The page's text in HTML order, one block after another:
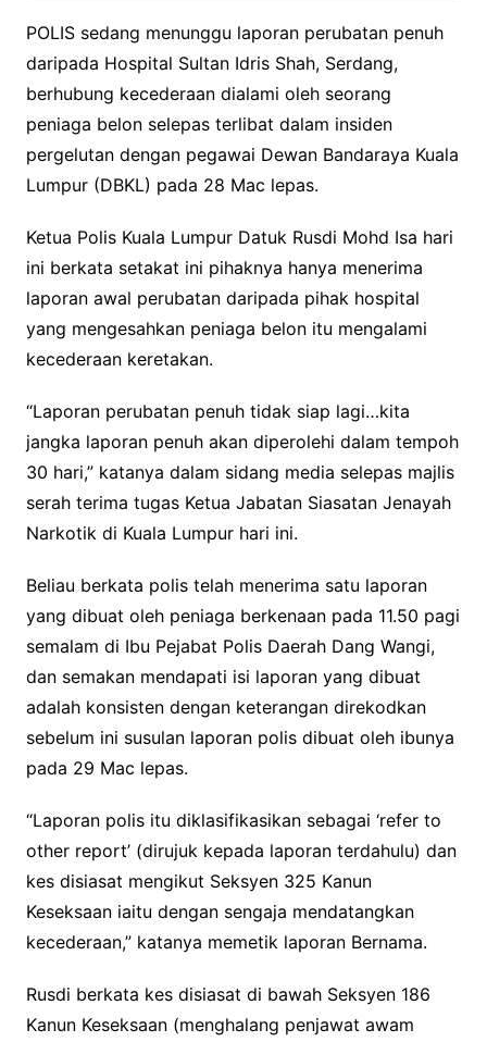
POLIS sedang menunggu laporan perubatan penuh
daripada Hospital Sultan Idris Shah, Serdang,
berhubung kecederaan dialami oleh seorang
peniaga belon selepas terlibat dalam insiden
pergelutan dengan pegawai Dewan Bandaraya Kuala
Lumpur (DBKL) pada 28 Mac lepas.
Ketua Polis Kuala Lumpur Datuk Rusdi Mohd Isa hari
ini berkata setakat ini pihaknya hanya menerima
laporan awal perubatan daripada pihak hospital
yang mengesahkan peniaga belon itu mengalami
kecederaan keretakan.
“Laporan perubatan penuh tidak siap lagi…kita
jangka laporan penuh akan diperolehi dalam tempoh
30 hari,” katanya dalam sidang media selepas majlis
serah terima tugas Ketua Jabatan Siasatan Jenayah
Narkotik di Kuala Lumpur hari ini.
Beliau berkata polis telah menerima satu laporan
yang dibuat oleh peniaga berkenaan pada 11.50 pagi
semalam di Ibu Pejabat Polis Daerah Dang Wangi,
dan semakan mendapati isi laporan yang dibuat
adalah konsisten dengan keterangan direkodkan
sebelum ini susulan laporan polis dibuat oleh ibunya
pada 29 Mac lepas.
“Laporan polis itu diklasifikasikan sebagai ‘refer to
other report’ (dirujuk kepada laporan terdahulu) dan
kes disiasat mengikut Seksyen 325 Kanun
Keseksaan iaitu dengan sengaja mendatangkan
kecederaan,” katanya memetik laporan Bernama.
Rusdi berkata kes disiasat di bawah Seksyen 186
Kanun Keseksaan (menghalang penjawat awam